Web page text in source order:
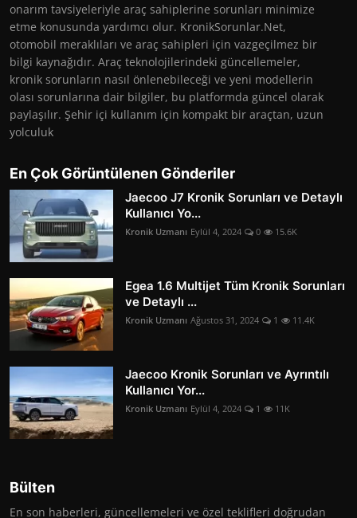
onarım tavsiyeleriyle araç sahiplerine sorunları minimize
etme konusunda yardımcı olur. KronikSorunlar.Net,
otomobil meraklıları ve araç sahipleri için vazgeçilmez bir
bilgi kaynağıdır. Araç teknolojilerindeki güncellemeler,
kronik sorunların nasıl önlenebileceği ve yeni modellerin
olası sorunlarına dair bilgiler, bu platformda güncel olarak
paylaşılır. Şehir içi kullanım için kompakt bir araçtan, uzun
yolculuk
En Çok Görüntülenen Gönderiler
Jaecoo J7 Kronik Sorunları ve Detaylı
Kullanıcı Yo...
Kronik Uzmanı Eylül 4, 2024 0 15.6K
Egea 1.6 Multijet Tüm Kronik Sorunları
ve Detaylı ...
Kronik Uzmanı Ağustos 31, 2024 1 11.4K
Jaecoo Kronik Sorunları ve Ayrıntılı
Kullanıcı Yor...
Kronik Uzmanı Eylül 4, 2024 1 11K
Bülten
En son haberleri, güncellemeleri ve özel teklifleri doğrudan